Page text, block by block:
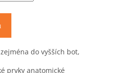
do vyšších bot,
prvky anatomické